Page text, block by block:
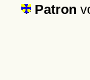
Patron